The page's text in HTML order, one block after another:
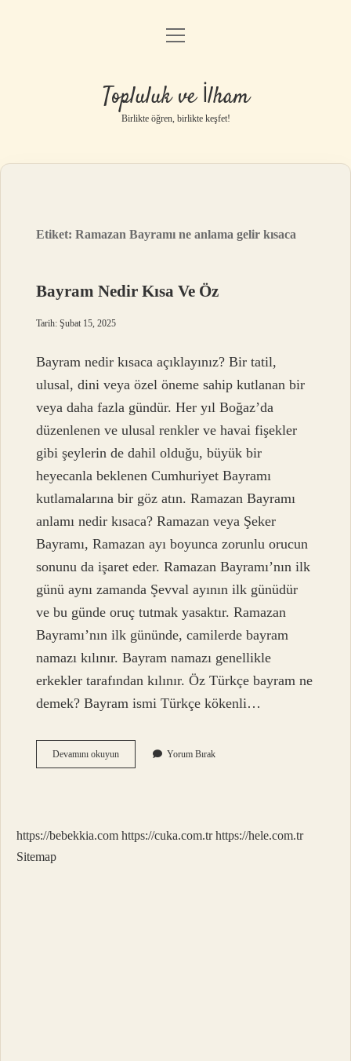
Anasayfa
Gizlilik Politikası
Yasal Uyarı
menüyü
Topluluk ve İlham
Birlikte öğren, birlikte keşfet!
Etiket:Ramazan Bayramı ne anlama gelir kısaca
Bayram Nedir Kısa Ve Öz
Tarih: Şubat 15, 2025
Bayram nedir kısaca açıklayınız? Bir tatil,
ulusal, dini veya özel öneme sahip kutlanan bir
veya daha fazla gündür. Her yıl Boğaz’da
düzenlenen ve ulusal renkler ve havai fişekler
gibi şeylerin de dahil olduğu, büyük bir
heyecanla beklenen Cumhuriyet Bayramı
kutlamalarına bir göz atın. Ramazan Bayramı
anlamı nedir kısaca? Ramazan veya Şeker
Bayramı, Ramazan ayı boyunca zorunlu orucun
sonunu da işaret eder. Ramazan Bayramı’nın ilk
günü aynı zamanda Şevval ayının ilk günüdür
ve bu günde oruç tutmak yasaktır. Ramazan
Bayramı’nın ilk gününde, camilerde bayram
namazı kılınır. Bayram namazı genellikle
erkekler tarafından kılınır. Öz Türkçe bayram ne
demek? Bayram ismi Türkçe kökenli…
Devamını okuyunBayram
Nedir
Yorum Bırak
https://bebekkia.com https://cuka.com.tr https://hele.com.tr
Sitemap